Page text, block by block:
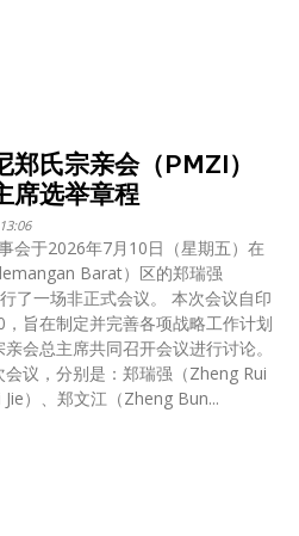
氏宗亲会（PMZI）
席选举章程
会于2026年7月10日（星期五）在
Barat）区的郑瑞强
了一场非正式会议。 本次会议自印
旨在制定并完善各项战略工作计划
会总主席共同召开会议进行讨论。
议，分别是：郑瑞强（Zheng Rui
）、郑文江（Zheng Bun...